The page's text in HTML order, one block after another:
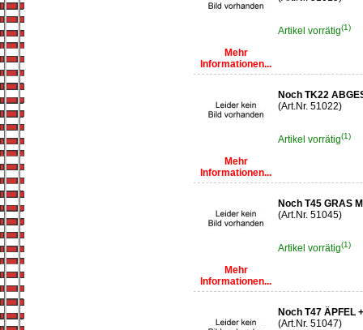
Mehr
Informationen...
Artikel vorrätig(1)
Mehr
Informationen...
Noch TK22
(Art.Nr. 51022)
Artikel vorrätig(1)
Mehr
Informationen...
Noch T45 GRAS
(Art.Nr. 51045)
Artikel vorrätig(1)
Noch T47 ÄPFEL
(Art.Nr. 51047)